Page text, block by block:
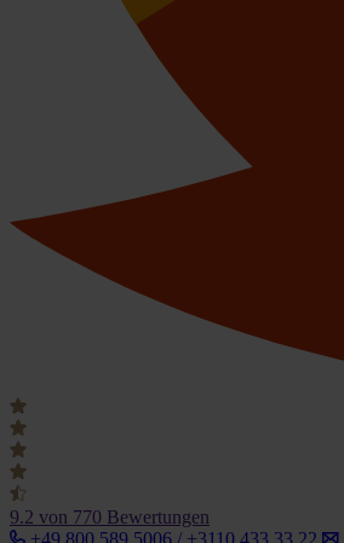
9.2 von 770 Bewertungen
+49 800 589 5006 / +3110 433 33 22